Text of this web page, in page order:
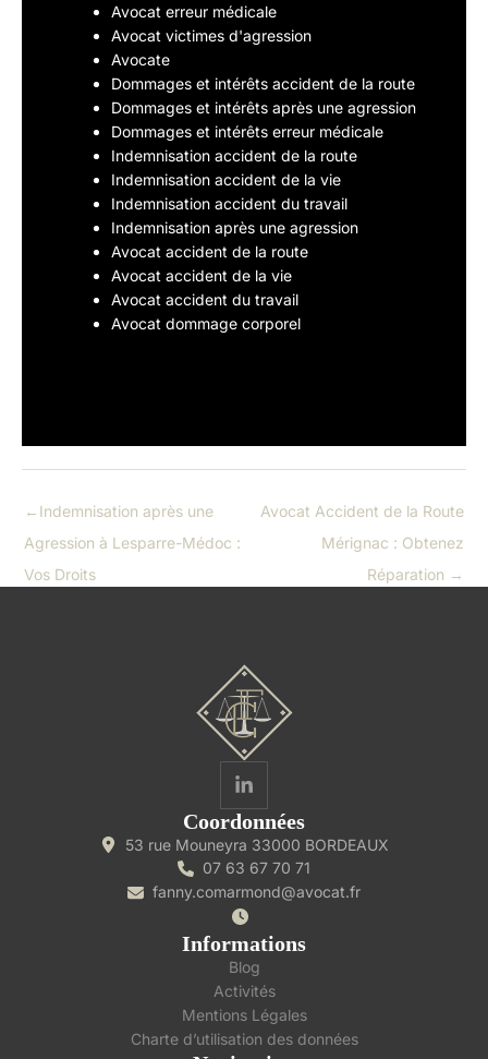
Avocat erreur médicale
Avocat victimes d'agression
Avocate
Dommages et intérêts accident de la route
Dommages et intérêts après une agression
Dommages et intérêts erreur médicale
Indemnisation accident de la route
Indemnisation accident de la vie
Indemnisation accident du travail
Indemnisation après une agression
Avocat accident de la route
Avocat accident de la vie
Avocat accident du travail
Avocat dommage corporel
← Indemnisation après une
Agression à Lesparre-Médoc :
Vos Droits
Avocat Accident de la Route
Mérignac : Obtenez
Réparation →
Coordonnées
53 rue Mouneyra 33000 BORDEAUX
07 63 67 70 71
fanny.comarmond@avocat.fr
Informations
Blog
Activités
Mentions Légales
Charte d’utilisation des données